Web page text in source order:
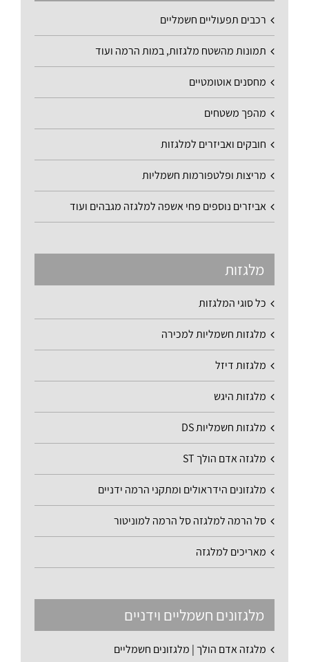
רכבים תפעוליים חשמליים
תמונות מהשטח מלגזות, במות הרמה ועוד
מחסנים אוטומטיים
מהפך משטחים
חובקים ואביזרים למלגזות
מריצות ופלטפורמות חשמליות
אביזרים נוספים פחי אשפה למלגזה מגבהים ועוד
מלגזות
כל סוגי המלגזות
מלגזות חשמליות למכירה
מלגזות דיזל
מלגזות היגש
מלגזות חשמליות DS
מלגזה אדם הולך ST
מלגזונים הידראולים ומתקני הרמה ידניים
סל הרמה למלגזה סל הרמה למוניטור
מאריכים למלגזה
מלגזונים חשמליים וידניים
מלגזה אדם הולך | מלגזונים חשמליים